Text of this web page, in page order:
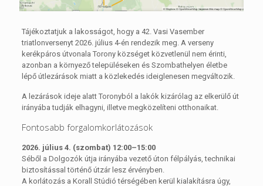
Tájékoztatjuk a lakosságot, hogy a 42. Vasi Vasember
triatlonversenyt 2026. július 4-én rendezik meg. A verseny
kerékpáros útvonala Torony községet közvetlenül nem érinti,
azonban a környező településeken és Szombathelyen életbe
lépő útlezárások miatt a közlekedés ideiglenesen megváltozik.
A lezárások ideje alatt Toronyból a lakók kizárólag az elkerülő út
irányába tudják elhagyni, illetve megközelíteni otthonaikat.
Fontosabb forgalomkorlátozások
2026. július 4. (szombat) 12:00–15:00
Séből a Dolgozók útja irányába vezető úton félpályás, technikai
biztosítással történő útzár lesz érvényben.
A korlátozás a Korall Stúdió térségében kerül kialakításra úgy,